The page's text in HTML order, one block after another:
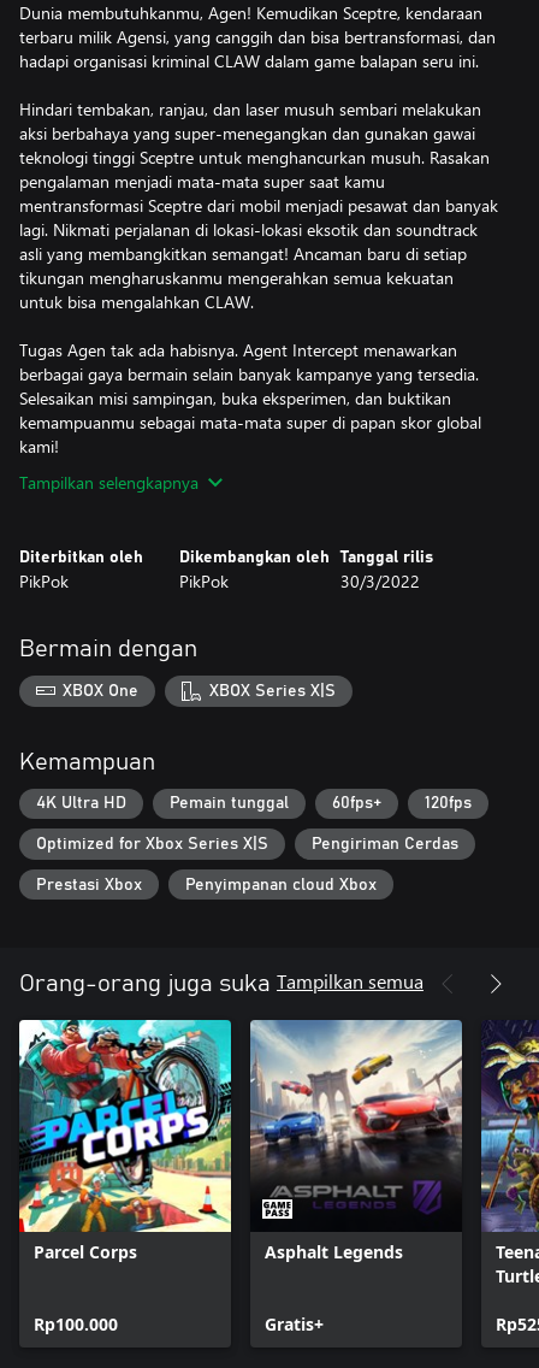
Dunia membutuhkanmu, Agen! Kemudikan Sceptre, kendaraan
terbaru milik Agensi, yang canggih dan bisa bertransformasi, dan
hadapi organisasi kriminal CLAW dalam game balapan seru ini.
Hindari tembakan, ranjau, dan laser musuh sembari melakukan
aksi berbahaya yang super-menegangkan dan gunakan gawai
teknologi tinggi Sceptre untuk menghancurkan musuh. Rasakan
pengalaman menjadi mata-mata super saat kamu
mentransformasi Sceptre dari mobil menjadi pesawat dan banyak
lagi. Nikmati perjalanan di lokasi-lokasi eksotik dan soundtrack
asli yang membangkitkan semangat! Ancaman baru di setiap
tikungan mengharuskanmu mengerahkan semua kekuatan
untuk bisa mengalahkan CLAW.
Tugas Agen tak ada habisnya. Agent Intercept menawarkan
berbagai gaya bermain selain banyak kampanye yang tersedia.
Selesaikan misi sampingan, buka eksperimen, dan buktikan
kemampuanmu sebagai mata-mata super di papan skor global
kami!
Tampilkan selengkapnya
Diterbitkan oleh
PikPok
Dikembangkan oleh
PikPok
Tanggal rilis
30/3/2022
Bermain dengan
XBOX One XBOX Series X|S
Kemampuan
4K Ultra HD Pemain tunggal 60fps+ 120fps
Optimized for Xbox Series X|S Pengiriman Cerdas
Prestasi Xbox Penyimpanan cloud Xbox
Orang-orang juga suka Tampilkan semua
Parcel Corps
Rp100.000
Asphalt Legends
Gratis+